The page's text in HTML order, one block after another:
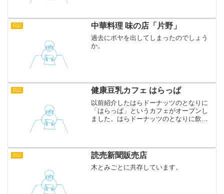
た。そのときおじさんが「...
日記 中華料理 味の店「片野」
過去にボヤを出してしまったのでしょう
か。
日記 健康豆乳カフェ はらっぱ
以前紹介したはらドーナッツのとなりに
「はらっぱ」というカフェがオープンし
ました。はらドーナッツのとなりに飲み
るとおり、はらドーナッ...
日記 読売新聞販売店
木とみごとに共存しています。